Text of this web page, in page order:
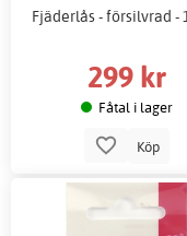
Fjäderlås - försilvrad -
299 kr
Fåtal i lager
Köp